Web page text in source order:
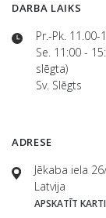
DARBA LAIKS
Pr.-Pk. 11.00-
Se. 11:00 -
slēgta)
Sv. Slēgts
ADRESE
Jēkaba iela
Latvija
APSKATĪT KARTI